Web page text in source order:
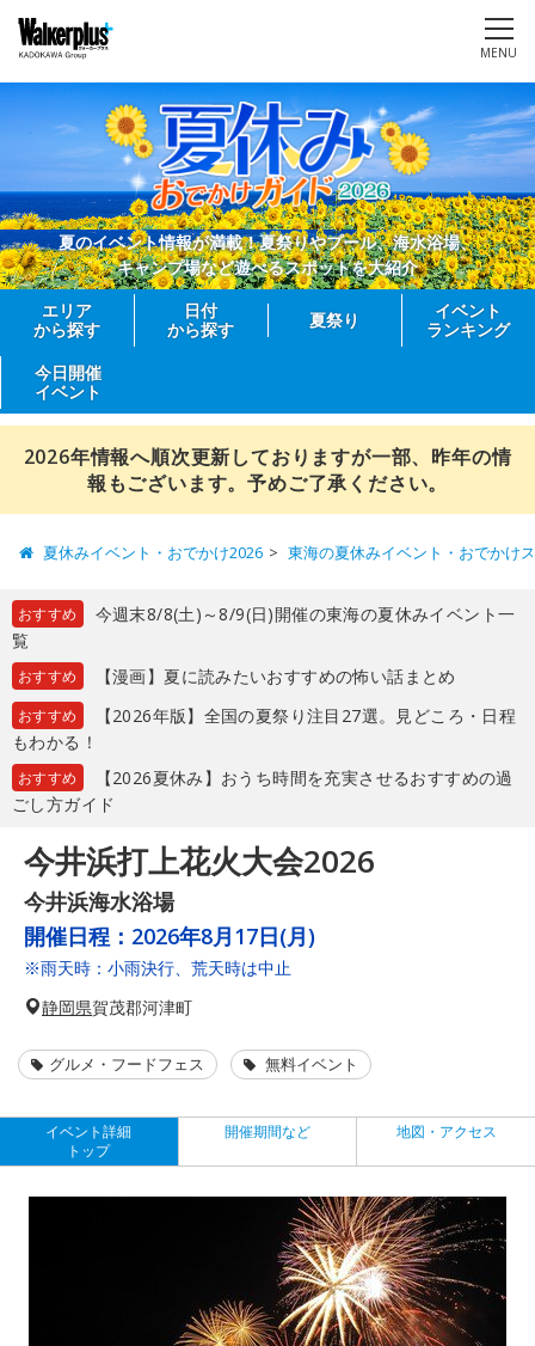
MENU
夏のイベント情報が満載！夏祭りやプール、海水浴場、
キャンプ場など遊べるスポットを大紹介
エリア
から探す
日付
から探す
夏祭り
イベント
ランキング
今日開催
イベント
2026年情報へ順次更新しておりますが一部、昨年の情
報もございます。予めご了承ください。
夏休みイベント・おでかけ2026 東海の夏休みイベント・おでかけ
おすすめ
今週末8/8(土)～8/9(日)開催の東海の夏休みイベント一
覧
おすすめ 【漫画】夏に読みたいおすすめの怖い話まとめ
おすすめ
【2026年版】全国の夏祭り注目27選。見どころ・日程
もわかる！
おすすめ
【2026夏休み】おうち時間を充実させるおすすめの過
ごし方ガイド
今井浜打上花火大会2026
今井浜海水浴場
開催日程： 2026年8月17日(月)
※雨天時：小雨決行、荒天時は中止
静岡県賀茂郡河津町
グルメ・フードフェス 無料イベント
イベント詳細
トップ
開催期間など 地図・アクセス